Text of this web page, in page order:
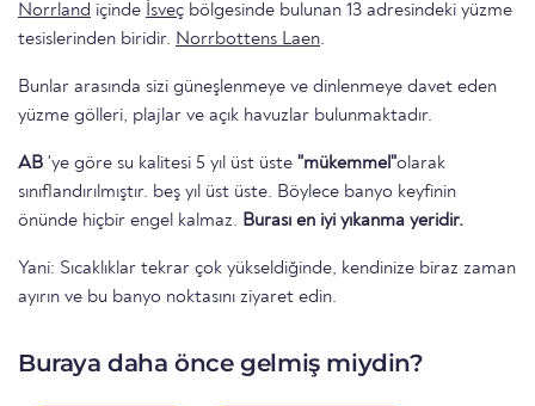
Norrland içinde İsveç bölgesinde bulunan 13 adresindeki yüzme
tesislerinden biridir. Norrbottens Laen.
Bunlar arasında sizi güneşlenmeye ve dinlenmeye davet eden
yüzme gölleri, plajlar ve açık havuzlar bulunmaktadır.
AB 'ye göre su kalitesi 5 yıl üst üste "mükemmel"olarak
sınıflandırılmıştır. beş yıl üst üste. Böylece banyo keyfinin
önünde hiçbir engel kalmaz. Burası en iyi yıkanma yeridir.
Yani: Sıcaklıklar tekrar çok yükseldiğinde, kendinize biraz zaman
ayırın ve bu banyo noktasını ziyaret edin.
Buraya daha önce gelmiş miydin?